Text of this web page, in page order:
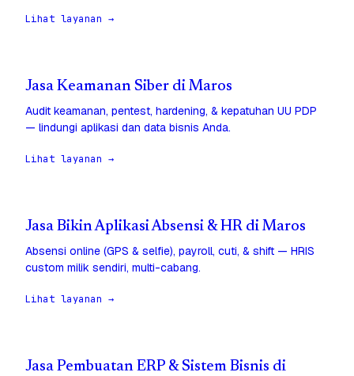
Lihat layanan →
Jasa Keamanan Siber di Maros
Audit keamanan, pentest, hardening, & kepatuhan UU PDP
— lindungi aplikasi dan data bisnis Anda.
Lihat layanan →
Jasa Bikin Aplikasi Absensi & HR di Maros
Absensi online (GPS & selfie), payroll, cuti, & shift — HRIS
custom milik sendiri, multi-cabang.
Lihat layanan →
Jasa Pembuatan ERP & Sistem Bisnis di